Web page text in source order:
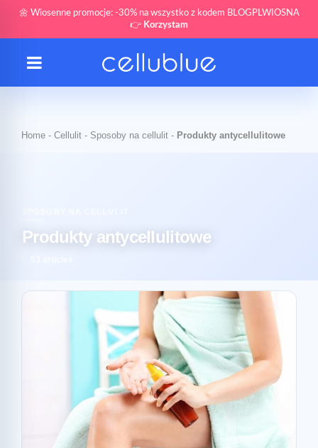
🌼 Wiosenne promocje: -30% na wszystko z kodem BLOGPLWIOSNA
👉 Korzystam
Home - Cellulit - Sposoby na cellulit - Produkty antycellulitowe
Produkty antycellulitowe